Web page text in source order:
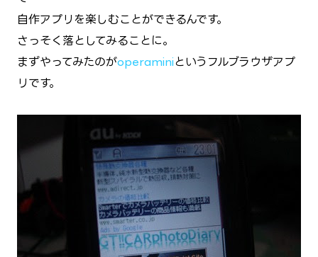
自作アプリを楽しむことができるんです。
さっそく落としてみることに。
まずやってみたのがoperaminiというフルブラウザアプ
リです。